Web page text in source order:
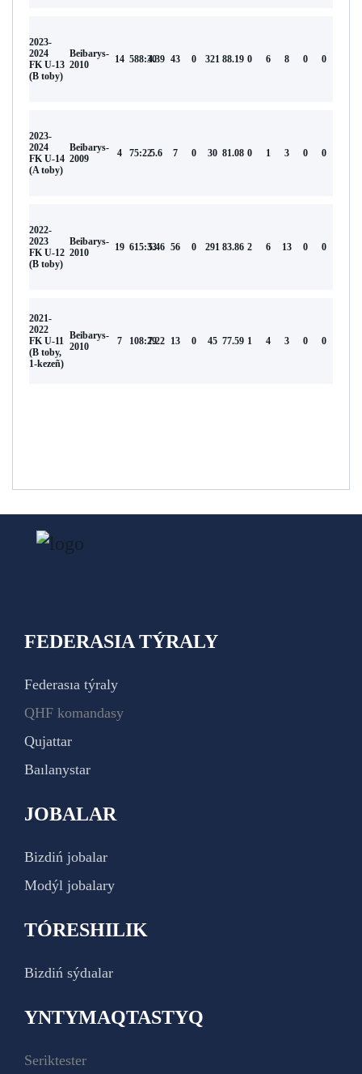
2023-
2024
FK U-13
(В toby)
Beibarys-
2010
14 588:304.39 43 0 321 88.19 0 6 8 0 0
2023-
2024
FK U-14
(A toby)
Beibarys-
2009
4 75:225.6 7 0 30 81.08 0 1 3 0 0
2022-
2023
FK U-12
(B toby)
Beibarys-
2010
19 615:335.46 56 0 291 83.86 2 6 13 0 0
2021-
2022
FK U-11
(В toby,
1-kezeñ)
Beibarys-
2010
7 108:297.22 13 0 45 77.59 1 4 3 0 0
FEDERASIA TÝRALY
Federasıa týraly
QHF komandasy
Qujattar
Baılanystar
JOBALAR
Bizdiń jobalar
Modýl jobalary
TÓRESHILIK
Bizdiń sýdıalar
YNTYMAQTASTYQ
Seriktester